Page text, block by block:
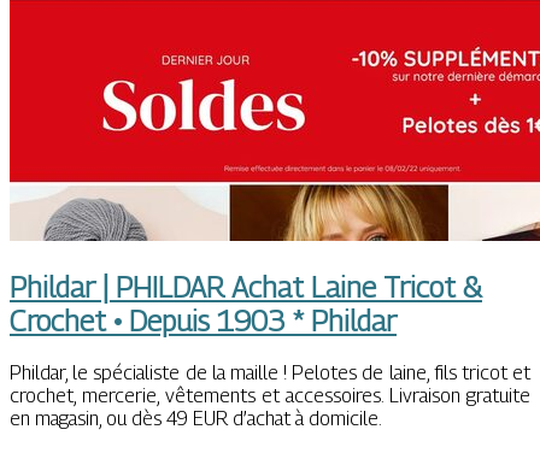
Phildar | PHILDAR Achat Laine Tricot &
Crochet • Depuis 1903 * Phildar
Phildar, le spécialiste de la maille ! Pelotes de laine, fils tricot et
crochet, mercerie, vêtements et accessoires. Livraison gratuite
en magasin, ou dès 49 EUR d’achat à domicile.